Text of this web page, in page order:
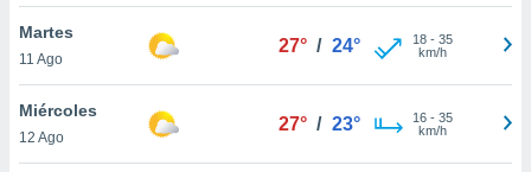
cookies
aceptar
Martes
11 Ago
27° / 24° 18- 35
km/h
Miércoles
12 Ago
27° / 23° 16- 35
km/h